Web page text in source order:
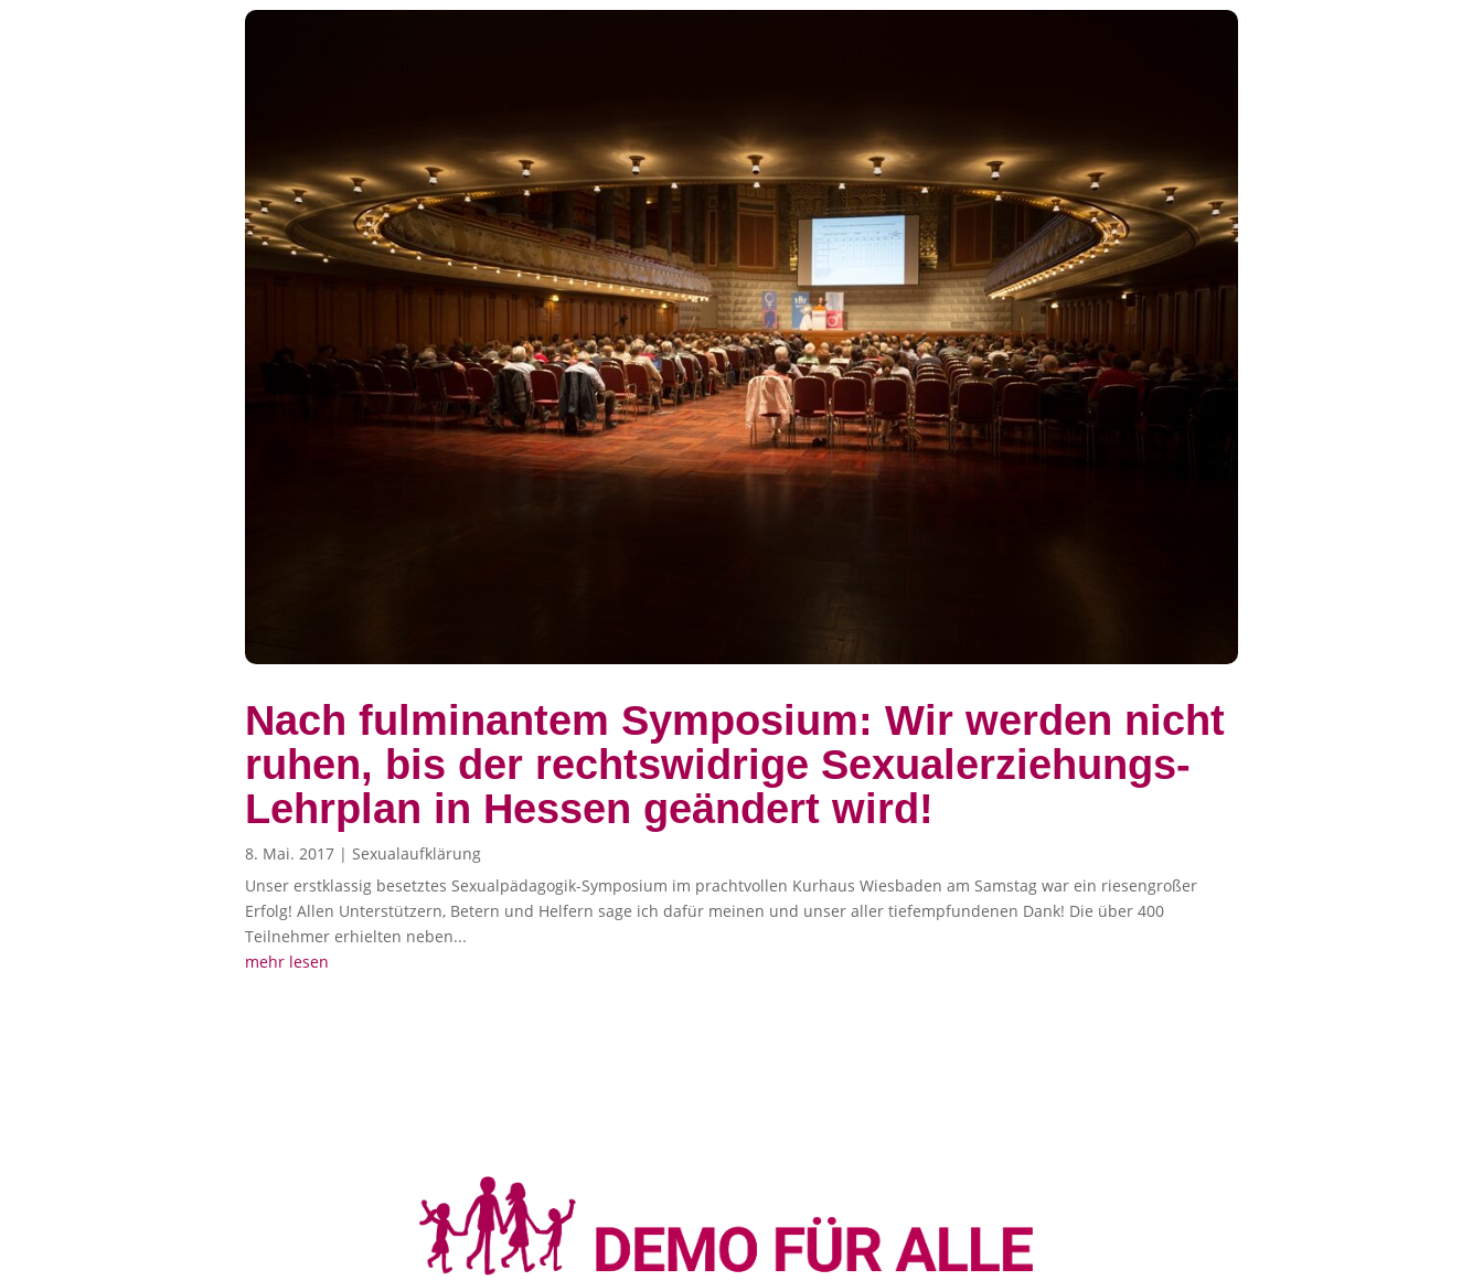
Nach fulminantem Symposium: Wir werden nicht
ruhen, bis der rechtswidrige Sexualerziehungs-
Lehrplan in Hessen geändert wird!
8. Mai. 2017 | Sexualaufklärung
Unser erstklassig besetztes Sexualpädagogik-Symposium im prachtvollen Kurhaus Wiesbaden am Samstag war ein riesengroßer
Erfolg! Allen Unterstützern, Betern und Helfern sage ich dafür meinen und unser aller tiefempfundenen Dank! Die über 400
Teilnehmer erhielten neben...
mehr lesen